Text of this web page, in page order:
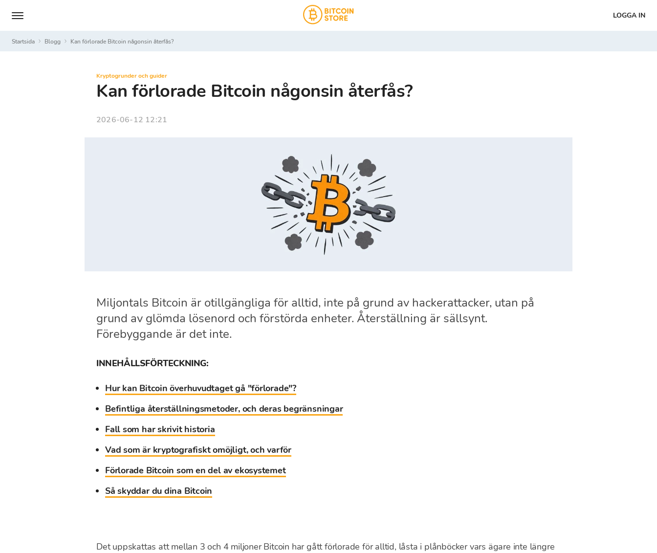
LOGGA IN
Startsida Blogg Kan förlorade Bitcoin någonsin återfås?
Kryptogrunder och guider
Kan förlorade Bitcoin någonsin återfås?
2026-06-12 12:21
Miljontals Bitcoin är otillgängliga för alltid, inte på grund av hackerattacker, utan på
grund av glömda lösenord och förstörda enheter. Återställning är sällsynt.
Förebyggande är det inte.
INNEHÅLLSFÖRTECKNING:
Hur kan Bitcoin överhuvudtaget gå "förlorade"?
Befintliga återställningsmetoder, och deras begränsningar
Fall som har skrivit historia
Vad som är kryptografiskt omöjligt, och varför
Förlorade Bitcoin som en del av ekosystemet
Så skyddar du dina Bitcoin
Det uppskattas att mellan 3 och 4 miljoner Bitcoin har gått förlorade för alltid, låsta i plånböcker vars ägare inte längre